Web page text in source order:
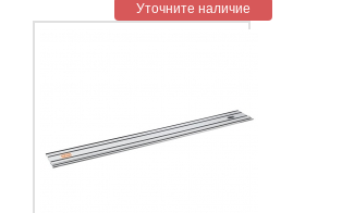
Уточните наличие